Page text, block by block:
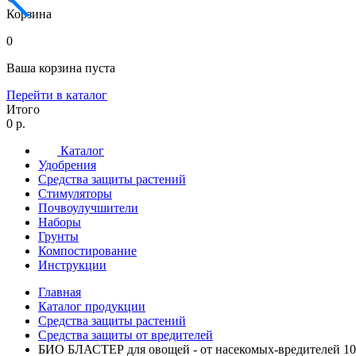
Корзина
0
Ваша корзина пуста
Перейти в каталог
Итого
0 р.
Каталог
Удобрения
Средства защиты растений
Стимуляторы
Почвоулучшители
Наборы
Грунты
Компостирование
Инструкции
Главная
Каталог продукции
Средства защиты растений
Средства защиты от вредителей
БИО БЛАСТЕР для овощей - от насекомых-вредителей